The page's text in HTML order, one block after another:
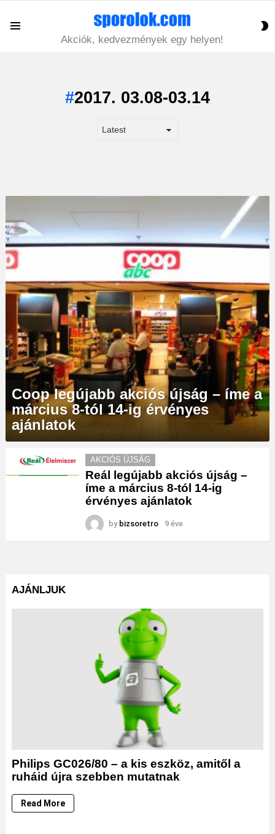
Akciók, kedvezmények egy helyen!
2017. 03.08-03.14
STORY
Coop legújabb akciós újság – íme a
március 8-tól 14-ig érvényes
ajánlatok
MORE
STORIES
AKCIÓS ÚJSÁG
Reál legújabb akciós újság –
íme a március 8-tól 14-ig
érvényes ajánlatok
by bizsoretro 9 éve
AJÁNLJUK
Philips GC026/80 – a kis eszköz, amitől a
ruháid újra szebben mutatnak
Read More